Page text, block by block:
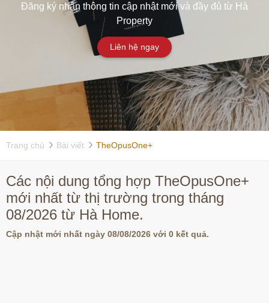
Đăng ký nhận thông tin cập nhật mới và đầy đủ từ Hà
Property
Liên hệ ngay
Trang chủ Bài viết TheOpusOne+
Các nội dung tổng hợp TheOpusOne+
mới nhất từ thị trường trong tháng
08/2026 từ Hà Home.
Cập nhật mới nhất ngày 08/08/2026 với 0 kết quả.